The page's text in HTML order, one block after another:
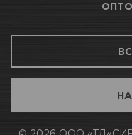
Новосибирск,
АВТОПАРК Н54